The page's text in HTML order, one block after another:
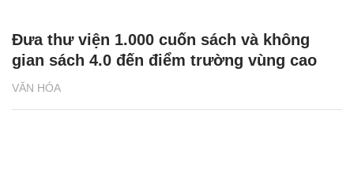
VĂN HÓA
Đưa thư viện 1.000 cuốn sách và không
gian sách 4.0 đến điểm trường vùng cao